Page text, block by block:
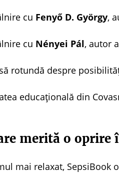
cu Fenyő D. György,
cu Nényei Pál, autor
rotundă despre
educațională din
merită o oprire
mai relaxat,